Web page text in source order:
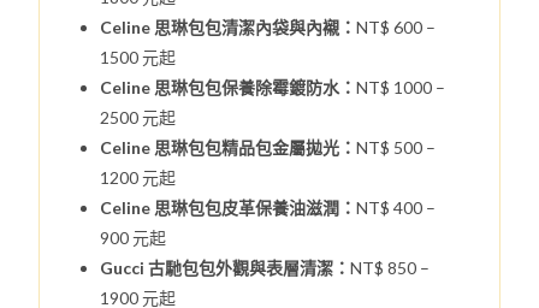
Celine 思琳包包清潔內袋與內襯：NT$ 600 –
1500 元起
Celine 思琳包包保養除霉鍍防水：NT$ 1000 –
2500 元起
Celine 思琳包包精品包金屬拋光：NT$ 500 –
1200 元起
Celine 思琳包包皮革保養油滋潤：NT$ 400 –
900 元起
Gucci 古馳包包外觀與表層清潔：NT$ 850 –
1900 元起